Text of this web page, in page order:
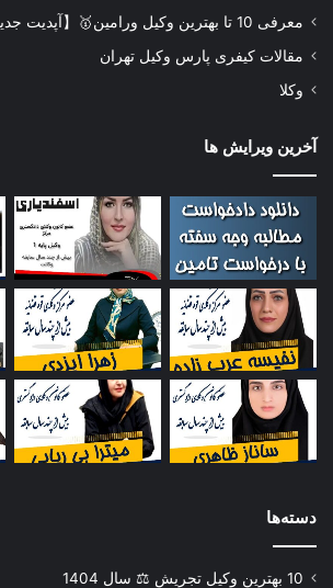
معرفی 10 تا بهترین وکیل ورامین🥇【آپدیت جدید】⚖️
مقالات کیفری پارس وکیل تهران
وکلا
آخرین ویرایش ها
دسته‌ها
10 بهترین وکیل تجریش ⚖️ سال 1404